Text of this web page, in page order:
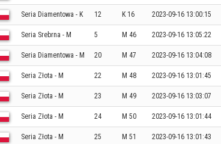
Seria Diamentowa - K 12 K 16 2023-09-16 13:00:15
Seria Srebrna - M 5 M 46 2023-09-16 13:05:22
Seria Diamentowa - M 20 M 47 2023-09-16 13:04:08
Seria Złota - M 22 M 48 2023-09-16 13:01:45
Seria Złota - M 23 M 49 2023-09-16 13:03:07
Seria Złota - M 24 M 50 2023-09-16 13:01:44
Seria Złota - M 25 M 51 2023-09-16 13:01:43